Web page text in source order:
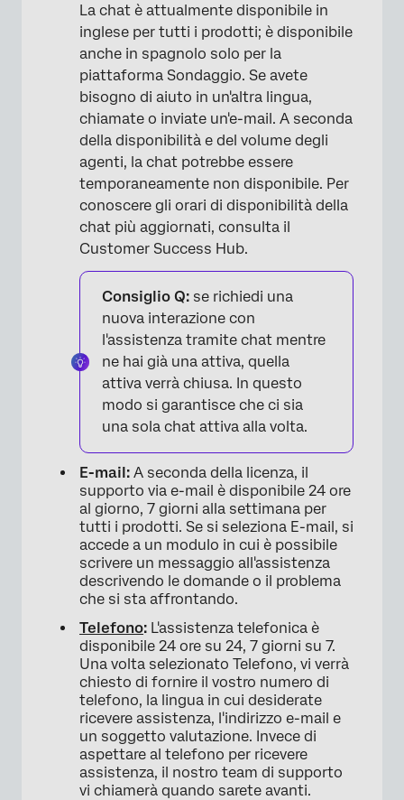
La chat è attualmente disponibile in
inglese per tutti i prodotti; è disponibile
anche in spagnolo solo per la
piattaforma Sondaggio. Se avete
bisogno di aiuto in un'altra lingua,
chiamate o inviate un'e-mail. A seconda
della disponibilità e del volume degli
agenti, la chat potrebbe essere
temporaneamente non disponibile. Per
conoscere gli orari di disponibilità della
chat più aggiornati, consulta il
Customer Success Hub.
Consiglio Q: se richiedi una
nuova interazione con
l'assistenza tramite chat mentre
ne hai già una attiva, quella
attiva verrà chiusa. In questo
modo si garantisce che ci sia
una sola chat attiva alla volta.
E-mail: A seconda della licenza, il
supporto via e-mail è disponibile 24 ore
al giorno, 7 giorni alla settimana per
tutti i prodotti. Se si seleziona E-mail, si
accede a un modulo in cui è possibile
scrivere un messaggio all'assistenza
descrivendo le domande o il problema
che si sta affrontando.
Telefono: L'assistenza telefonica è
disponibile 24 ore su 24, 7 giorni su 7.
Una volta selezionato Telefono, vi verrà
chiesto di fornire il vostro numero di
telefono, la lingua in cui desiderate
ricevere assistenza, l'indirizzo e-mail e
un soggetto valutazione. Invece di
aspettare al telefono per ricevere
assistenza, il nostro team di supporto
vi chiamerà quando sarete avanti.